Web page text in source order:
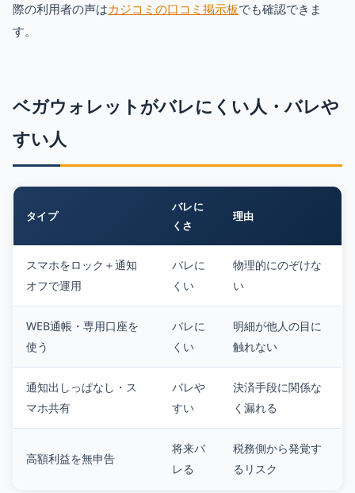
際の利用者の声はカジコミの口コミ掲示板でも確認できま
す。
ベガウォレットがバレにくい人・バレや
すい人
タイプ
バレに
くさ
理由
スマホをロック＋通知
オフで運用
バレに
くい
物理的にのぞけな
い
WEB通帳・専用口座を
使う
バレに
くい
明細が他人の目に
触れない
通知出しっぱなし・ス
マホ共有
バレや
すい
決済手段に関係な
く漏れる
高額利益を無申告
将来バ
レる
税務側から発覚す
るリスク